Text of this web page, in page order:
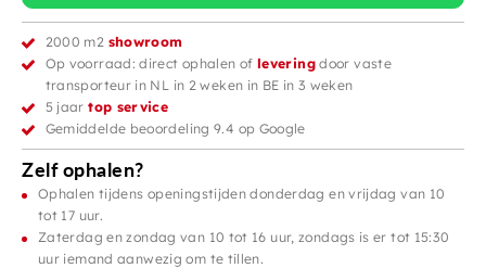
2000 m2 showroom
Op voorraad: direct ophalen ofleveringdoor vaste
transporteur in NL in 2 weken in BE in 3 weken
5 jaartop service
Gemiddelde beoordeling 9.4 op Google
Zelf ophalen?
Ophalen tijdens openingstijden donderdag en vrijdag van 10
tot 17 uur.
Zaterdag en zondag van 10 tot 16 uur, zondags is er tot 15:30
uur iemand aanwezig om te tillen.